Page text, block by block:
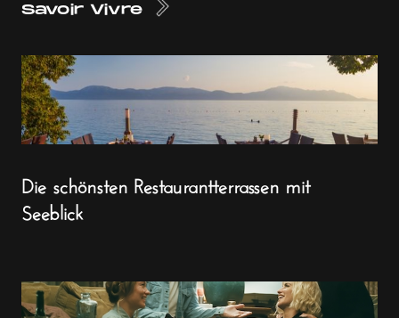
Savoir Vivre
Die schönsten Restaurantterrassen mit
Seeblick